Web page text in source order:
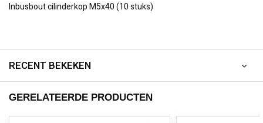
Inbusbout cilinderkop M5x40 (10 stuks)
RECENT BEKEKEN
GERELATEERDE PRODUCTEN